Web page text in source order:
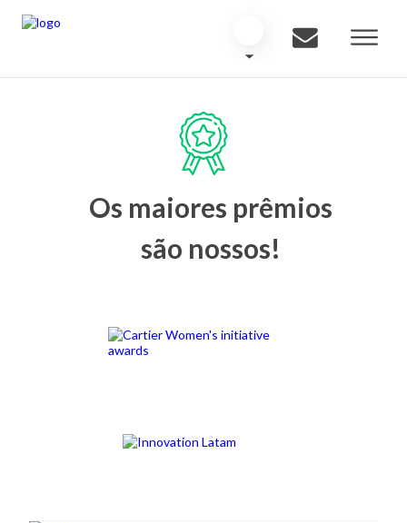
Os maiores prêmios
são nossos!